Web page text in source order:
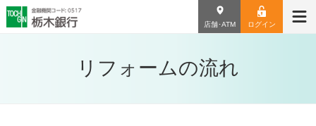
店舗･ATM ログイン
リフォームの流れ